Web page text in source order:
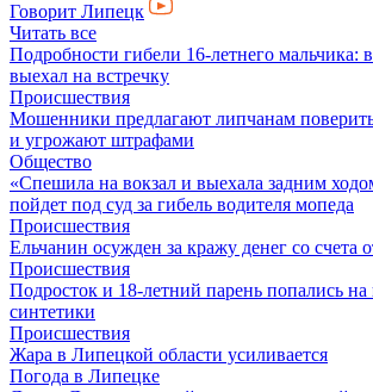
Говорит Липецк
Читать все
Подробности гибели 16-летнего мальчика:
выехал на встречку
Происшествия
Мошенники предлагают липчанам
и угрожают штрафами
Общество
«Спешила на вокзал и выехала задним
пойдет под суд за гибель водителя мопеда
Происшествия
Ельчанин осужден за кражу денег со счета
Происшествия
Подросток и 18-летний парень попались
синтетики
Происшествия
Жара в Липецкой области усиливается
Погода в Липецке